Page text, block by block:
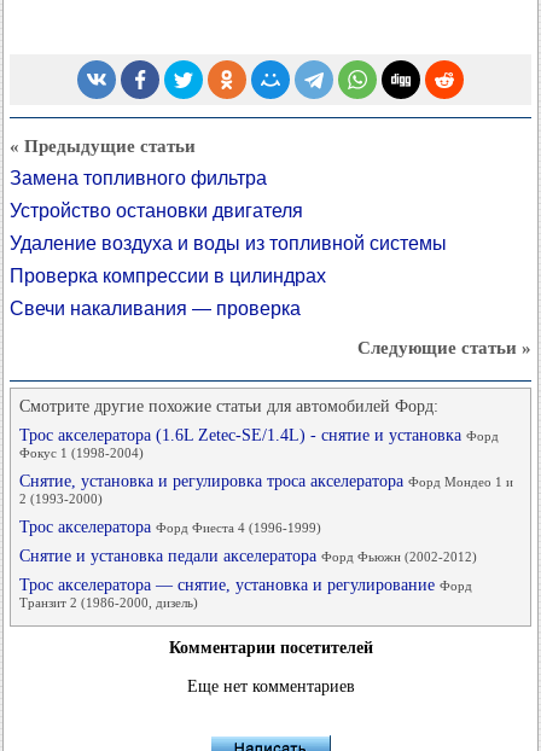
« Предыдущие статьи
Замена топливного фильтра
Устройство остановки двигателя
Удаление воздуха и воды из топливной системы
Проверка компрессии в цилиндрах
Свечи накаливания — проверка
Следующие статьи »
Смотрите другие похожие статьи для автомобилей Форд:
Трос акселератора (1.6L Zetec-SE/1.4L) - снятие и установка Форд
Фокус 1 (1998-2004)
Снятие, установка и регулировка троса акселератора Форд Мондео 1 и
2 (1993-2000)
Трос акселератора Форд Фиеста 4 (1996-1999)
Снятие и установка педали акселератора Форд Фьюжн (2002-2012)
Трос акселератора — снятие, установка и регулирование Форд
Транзит 2 (1986-2000, дизель)
Комментарии посетителей
Еще нет комментариев